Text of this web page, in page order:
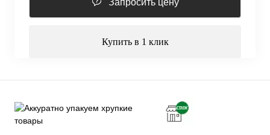
Запросить цену
Купить в 1 клик